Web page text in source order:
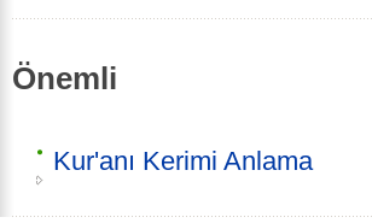
Önemli
Kur'anı Kerimi Anlama